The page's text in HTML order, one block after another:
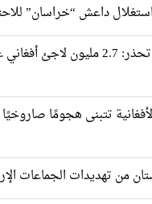
داعش “خراسان”
الأمم المتحدة تحذر: 2.7
تتبنى هجومًا
من تهديدات الجماعات